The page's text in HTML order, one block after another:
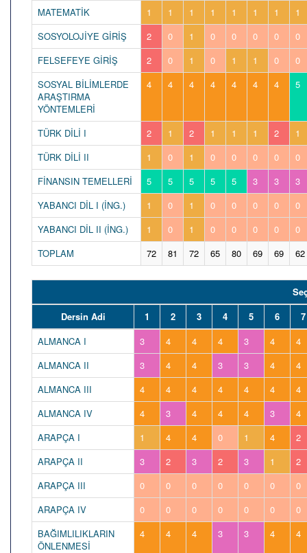
MATEMATİK 1 1 1 1 1 1 1
1
SOSYOLOJİYE GİRİŞ
2 0 1 0 0 0 0
0
FELSEFEYE GİRİŞ
2 0 1 0 1 1 0
0
SOSYAL BİLİMLERDE
ARAŞTIRMA
YÖNTEMLERİ
4 4 4 4 4 4 4 5
TÜRK DİLİ I 2 1 2 1 1 1 2
1
TÜRK DİLİ II
1 0 1 0 0 0 0
0
FİNANSIN TEMELLERİ
5 5 5 5 5 3 3
3
YABANCI DİL I (İNG.)
1 0 1 0 0 0 0
0
YABANCI DİL II (İNG.)
1 0 1 0 0 0 0
0
TOPLAM
72 81 72 65 80 69 69 62
Dersin Adi
1 2 3 4 5 6
7
ALMANCA I
3 4 4 4 3 4
4
ALMANCA II
3 4 4 3 3 4
4
ALMANCA III
4 4 4 4 4 4
4
ALMANCA IV
4 3 4 4 4 3
4
ARAPÇA I
1 4 4 0 1 4
2
ARAPÇA II
3 2 3 2 3 1
2
ARAPÇA III
0 0 0 0 0 0
0
ARAPÇA IV
0 0 0 0 0 0
0
BAĞIMLILIKLARIN
ÖNLENMESİ
4 4 4 3 3 4 4